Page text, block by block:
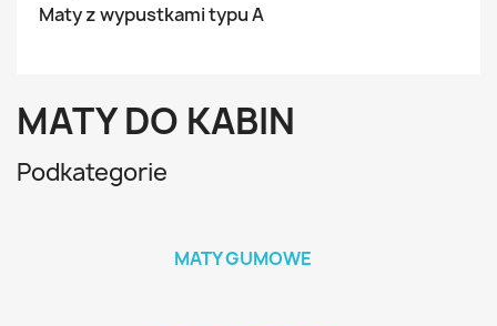
Maty z wypustkami typu A
MATY DO KABIN
Podkategorie
MATY GUMOWE